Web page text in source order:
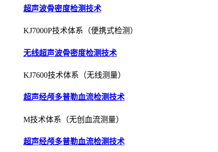
超声波骨密度检测技术
KJ7000P技术体系（便携式检测）
无线超声波骨密度检测技术
KJ7600技术体系（无线测量）
超声经颅多普勒血流检测技术
M技术体系（无创血流测量）
超声经颅多普勒血流检测技术